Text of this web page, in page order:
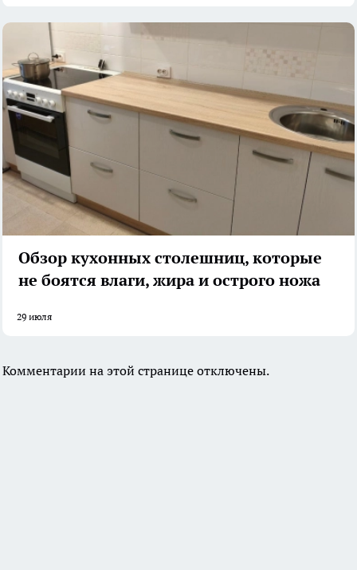
Обзор кухонных столешниц, которые
не боятся влаги, жира и острого ножа
29 июля
Комментарии на этой странице отключены.